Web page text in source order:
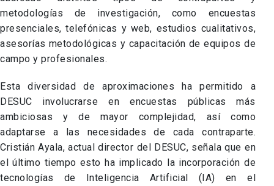
metodologías de investigación, como encuestas
presenciales, telefónicas y web, estudios cualitativos,
asesorías metodológicas y capacitación de equipos de
campo y profesionales.
Esta diversidad de aproximaciones ha permitido a
DESUC involucrarse en encuestas públicas más
ambiciosas y de mayor complejidad, así como
adaptarse a las necesidades de cada contraparte.
Cristián Ayala, actual director del DESUC, señala que en
el último tiempo esto ha implicado la incorporación de
tecnologías de Inteligencia Artificial (IA) en el